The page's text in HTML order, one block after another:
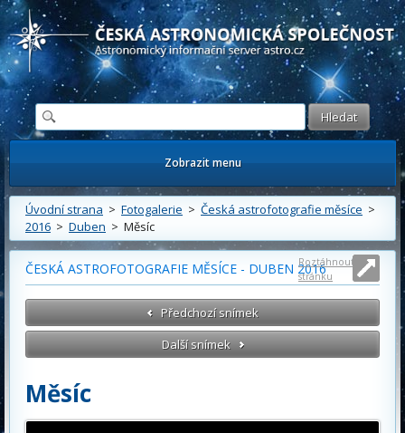
Česká astronomická společnost - Informační astronomický server
Zobrazit menu
Úvodní strana > Fotogalerie > Česká astrofotografie měsíce >
2016 > Duben > Měsíc
ČESKÁ ASTROFOTOGRAFIE MĚSÍCE - DUBEN 2016Roztáhnout
stránku
Předchozí snímek
Další snímek
Měsíc